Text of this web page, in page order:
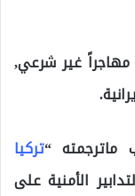
ألقت السلطات التركية القبض على 106 مهاجراً غير شرعي,
ماترجمته “تركيا
الأمنية على